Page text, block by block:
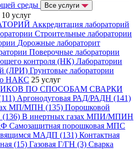
среды
Все услуги
10 услуг
Аккредитация лабораторий
Строительные лаборатории
Дорожные лабораторит
Поверочные лаборатории
контроля (НК) Лаборатории
(ЛРИ) Грунтовые лаборатории
НАКС 25 услуг
ПО СПОСОБАМ СВАРКИ
Аргонодуговая РАД/РАДН (141)
МП/МПН (135) Порошковой
В инертных газах МПИ/МПИН
Самозащитная порошковая МПС
МАДП (131) Контактная
(15) Газовая Г/ГН (3) Сварка